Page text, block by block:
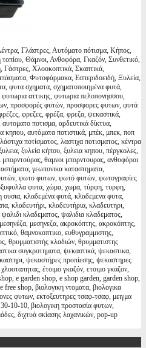
Γλάστρες, Αυτόματο πότισμα, Κήπος,
τοπίου, Θάμνοι, Ανθοφόρα, Γκαζόν, Συνθετικό,
Χλοοκοπτικά, Σκαπτικά,
Φυτοφάρμακα, Εσπεριδοειδή, Ξυλεία,
φυτα σχηματα, σχηματοποιημένα φυτά,
αττικης, φυτωρια πελοπονησσου,
προσφορές φυτών, προσφορες φυτων, φυτά
φρεζες, φρέζα, φρεζα, ψεκαστικά,
ποτισμα, αρδευτικά δίκτυα,
κηπου, αυτόματα ποτιστικά, μπέκ, μπεκ, ποπ
ποτίσματος, λαστιχα ποτισματος, κέντρα
ξυλεία κήπου, ξυλεια κηπου, πέργκολες,
θαμνοι μπορντουρας, ανθοφόροι
γεωπονικα καταστηματα,
φωτο φυτων, φωτό φυτών, φωτογραφίες
φυτα, χώμα, χωμα, τύρφη, τυρφη,
ουσια, κλαδεμένα φυτά, κλαδεμενα φυτα,
κλαδευτήρι, κλαδευτήρια, κλαδευτηρι,
κλαδεματος, ψαλιδια κλαδεματος,
μεσηνεζα, ακροκόπτης, ακροκόπτης,
θαμνοκοπτικο, ευθυγραμμιστης,
θρυμματιστής κλαδιών, θρυμματιστης
συγκροτηματα, ψεκαστικά, ψεκαστικα,
ψεκαστήρες προπίεσης, ψεκαστηρες
έτοιμο γκαζόν, ετοιμο γκαζον,
e garden shop, e shop garden, garden shop,
shop, βιολογικη ντοματα, βιολογικα
φυτων, εκτοξευτηρες τσαφ-τσαφ, μειγμα
10-10, βιολογικη προστασία φυτων,
διχτυά σκίασης λαχανικών, pop-up